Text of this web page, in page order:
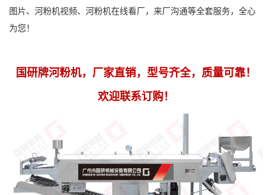
图片、河粉机视频、河粉机在线看厂，来厂沟通等全套服务，全心
为您！
国研牌河粉机，厂家直销，型号齐全，质量可靠！
欢迎联系订购！